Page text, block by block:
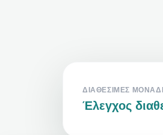
ΔΙΑΘΈΣΙΜΕΣ
Έλεγχος